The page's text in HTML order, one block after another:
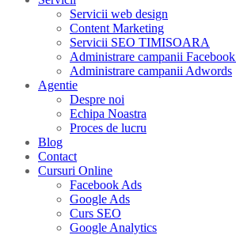
Servicii web design
Content Marketing
Servicii SEO TIMISOARA
Administrare campanii
Administrare campanii Adwords
Agentie
Despre noi
Echipa Noastra
Proces de lucru
Blog
Contact
Cursuri Online
Facebook Ads
Google Ads
Curs SEO
Google Analytics